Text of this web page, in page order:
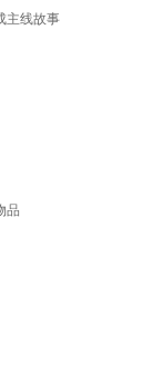
主线故事
品